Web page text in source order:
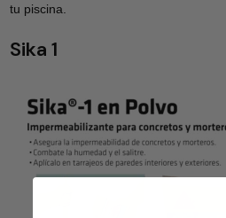
tu piscina.
Sika 1